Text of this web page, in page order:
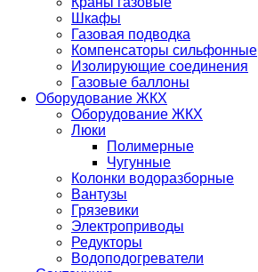
Шкафы
Газовая подводка
Компенсаторы сильфонные
Изолирующие соединения
Газовые баллоны
Оборудование ЖКХ
Оборудование ЖКХ
Люки
Полимерные
Чугунные
Колонки водоразборные
Вантузы
Грязевики
Электроприводы
Редукторы
Водоподогреватели